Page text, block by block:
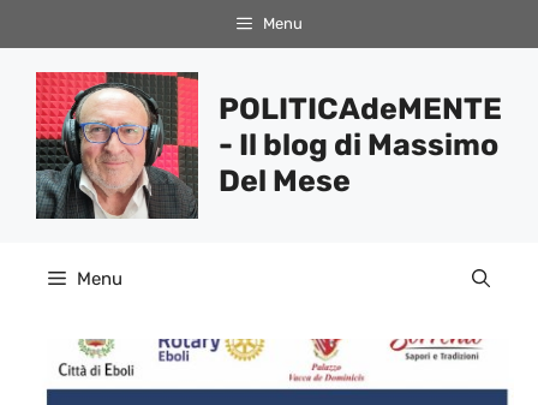
al
contenuto
Menu
POLITICAdeMENTE
- Il blog di Massimo
Del Mese
Menu